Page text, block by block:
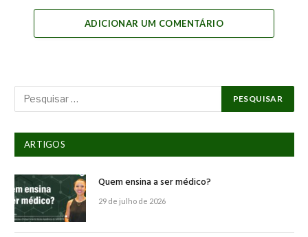
ADICIONAR UM COMENTÁRIO
ARTIGOS
Quem ensina a ser médico?
29 de julho de 2026